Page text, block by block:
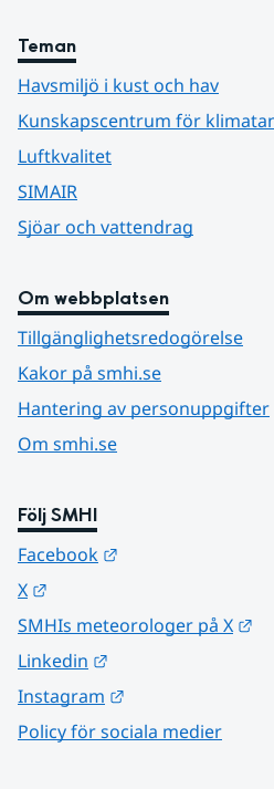
Teman
Havsmiljö i kust och hav
Kunskapscentrum för
Luftkvalitet
SIMAIR
Sjöar och vattendrag
Om webbplatsen
Tillgänglighetsredogörelse
Kakor på smhi.se
Hantering av personuppgifter
Om smhi.se
Följ SMHI
Facebook
X
SMHIs meteorologer på X
Linkedin
Instagram
Policy för sociala medier